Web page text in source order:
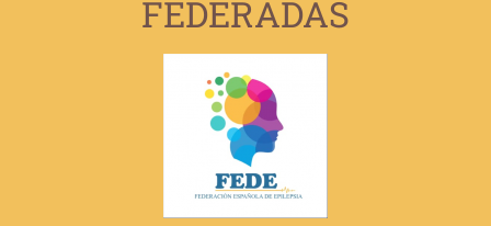
FEDERADAS